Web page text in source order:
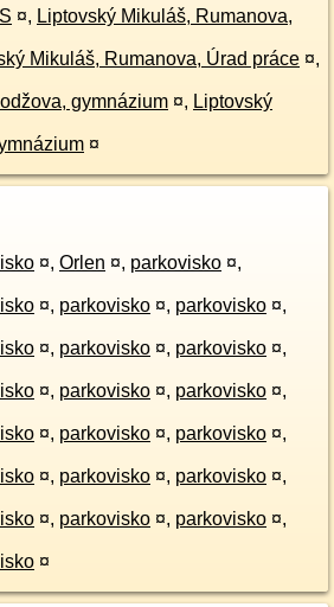
¤, Liptovský Mikuláš, Rumanova,
Mikuláš, Rumanova, Úrad práce ¤,
gymnázium ¤, Liptovský
¤
¤, Orlen ¤, parkovisko ¤,
¤, parkovisko ¤, parkovisko ¤,
¤, parkovisko ¤, parkovisko ¤,
¤, parkovisko ¤, parkovisko ¤,
¤, parkovisko ¤, parkovisko ¤,
¤, parkovisko ¤, parkovisko ¤,
¤, parkovisko ¤, parkovisko ¤,
¤